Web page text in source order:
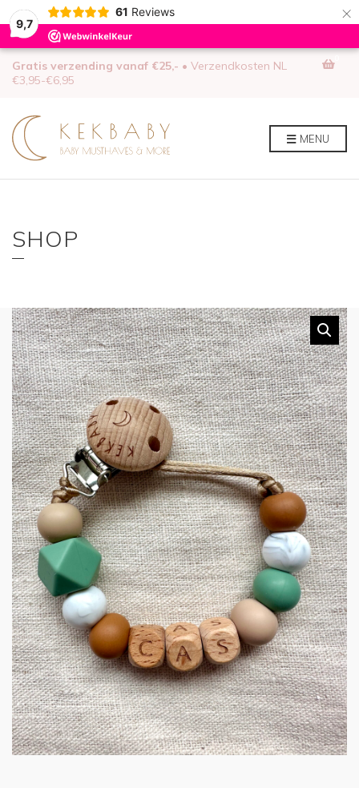
9,7
61 Reviews ×
Gratis verzending vanaf €25,- • Verzendkosten NL
€3,95-€6,95
MENU
SHOP